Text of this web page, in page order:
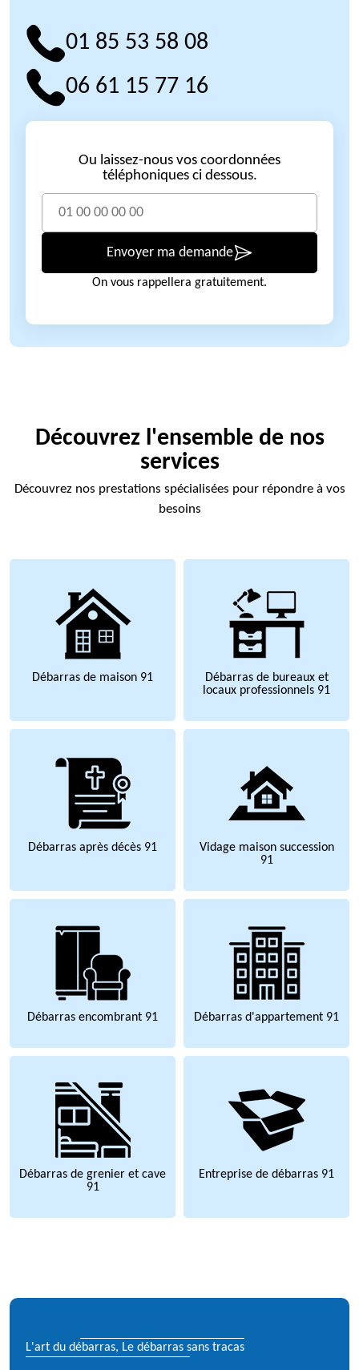
01 85 53 58 08
06 61 15 77 16
Ou laissez-nous vos coordonnées
téléphoniques ci dessous.
Envoyer ma demande
On vous rappellera gratuitement.
Découvrez l'ensemble de nos
services
Découvrez nos prestations spécialisées pour répondre à vos
besoins
Débarras de maison 91
Débarras de bureaux et
locaux professionnels 91
Débarras après décès 91
Vidage maison succession
91
Débarras encombrant 91 Débarras d'appartement 91
Débarras de grenier et cave
91
Entreprise de débarras 91
L'art du débarras, Le débarras sans tracas